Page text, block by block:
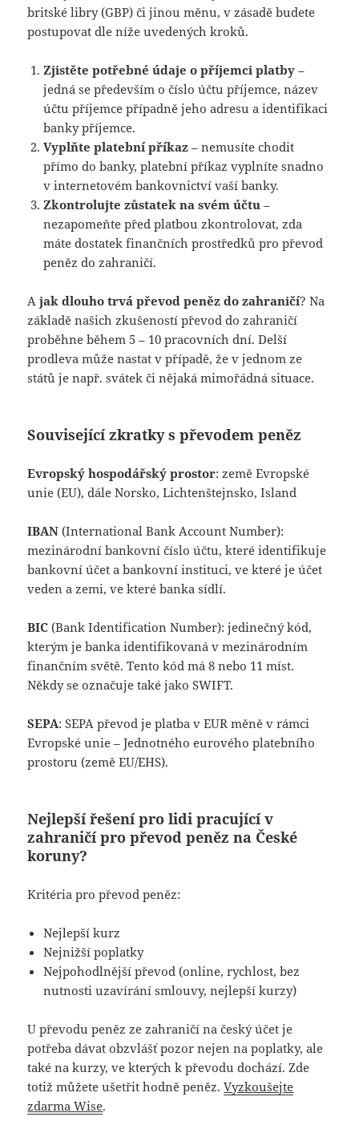
britské libry (GBP) či jinou měnu, v zásadě budete
postupovat dle níže uvedených kroků.
Zjistěte potřebné údaje o příjemci platby –
jedná se především o číslo účtu příjemce, název
účtu příjemce případně jeho adresu a identifikaci
banky příjemce.
Vyplňte platební příkaz – nemusíte chodit
přímo do banky, platební příkaz vyplníte snadno
v internetovém bankovnictví vaší banky.
Zkontrolujte zůstatek na svém účtu –
nezapomeňte před platbou zkontrolovat, zda
máte dostatek finančních prostředků pro převod
peněz do zahraničí.
Ajak dlouho trvá převod peněz do zahraničí? Na
základě našich zkušeností převod do zahraničí
proběhne během 5 – 10 pracovních dní. Delší
prodleva může nastat v případě, že v jednom ze
států je např. svátek či nějaká mimořádná situace.
Související zkratky s převodem peněz
Evropský hospodářský prostor: země Evropské
unie (EU), dále Norsko, Lichtenštejnsko, Island
IBAN (International Bank Account Number):
mezinárodní bankovní číslo účtu, které identifikuje
bankovní účet a bankovní instituci, ve které je účet
veden a zemi, ve které banka sídlí.
BIC (Bank Identification Number): jedinečný kód,
kterým je banka identifikovaná v mezinárodním
finančním světě. Tento kód má 8 nebo 11 míst.
Někdy se označuje také jako SWIFT.
SEPA: SEPA převod je platba v EUR měně v rámci
Evropské unie – Jednotného eurového platebního
prostoru (země EU/EHS).
Nejlepší řešení pro lidi pracující v
zahraničí pro převod peněz na České
koruny?
Kritéria pro převod peněz:
Nejlepší kurz
Nejnižší poplatky
Nejpohodlnější převod (online, rychlost, bez
nutnosti uzavírání smlouvy, nejlepší kurzy)
U převodu peněz ze zahraničí na český účet je
potřeba dávat obzvlášť pozor nejen na poplatky, ale
také na kurzy, ve kterých k převodu dochází. Zde
totiž můžete ušetřit hodně peněz.Vyzkoušejte
zdarma Wise.